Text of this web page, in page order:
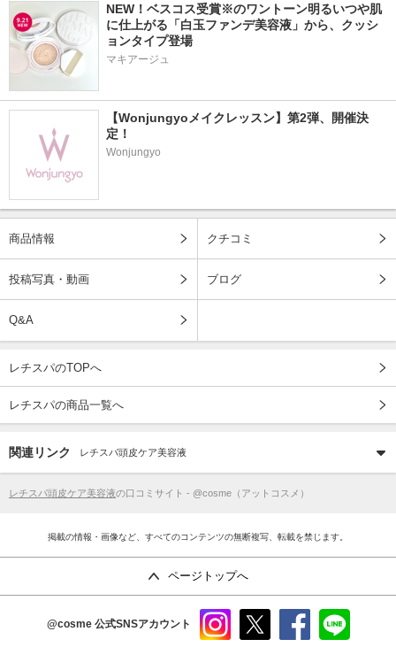
NEW！ベスコス受賞※のワントーン明るいつや肌
に仕上がる「白玉ファンデ美容液」から、クッシ
ョンタイプ登場
マキアージュ
【Wonjungyoメイクレッスン】第2弾、開催決
定！
Wonjungyo
商品情報 クチコミ
投稿写真・動画 ブログ
Q&A
レチスパのTOPへ
レチスパの商品一覧へ
関連リンク レチスパ頭皮ケア美容液
レチスパ頭皮ケア美容液の口コミサイト - @cosme（アットコスメ）
掲載の情報・画像など、すべてのコンテンツの無断複写、転載を禁じます。
ページトップへ
@cosme 公式SNSアカウント